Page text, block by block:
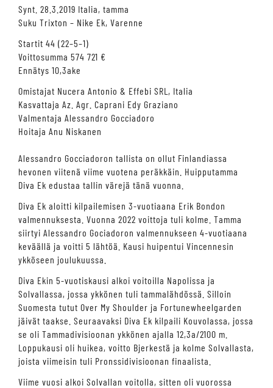
Synt. 28.3.2019 Italia, tamma
Suku Trixton – Nike Ek, Varenne
Startit 44 (22–5–1)
Voittosumma 574 721 €
Ennätys 10,3ake
Omistajat Nucera Antonio & Effebi SRL, Italia
Kasvattaja Az. Agr. Caprani Edy Graziano
Valmentaja Alessandro Gocciadoro
Hoitaja Anu Niskanen
Alessandro Gocciadoron tallista on ollut Finlandiassa
hevonen viitenä viime vuotena peräkkäin. Huipputamma
Diva Ek edustaa tallin värejä tänä vuonna.
Diva Ek aloitti kilpailemisen 3-vuotiaana Erik Bondon
valmennuksesta. Vuonna 2022 voittoja tuli kolme. Tamma
siirtyi Alessandro Gociadoron valmennukseen 4-vuotiaana
keväällä ja voitti 5 lähtöä. Kausi huipentui Vincennesin
ykköseen joulukuussa.
Diva Ekin 5-vuotiskausi alkoi voitoilla Napolissa ja
Solvallassa, jossa ykkönen tuli tammalähdössä. Silloin
Suomesta tutut Over My Shoulder ja Fortunewheelgarden
jäivät taakse. Seuraavaksi Diva Ek kilpaili Kouvolassa, jossa
se oli Tammadivisioonan ykkönen ajalla 12,3a/2100 m.
Loppukausi oli huikea, voitto Bjerkestä ja kolme Solvallasta,
joista viimeisin tuli Pronssidivisioonan finaalista.
Viime vuosi alkoi Solvallan voitolla, sitten oli vuorossa